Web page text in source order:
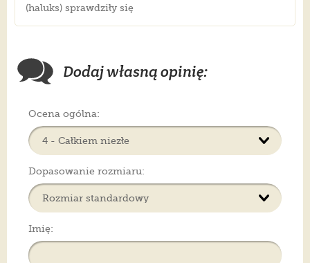
(haluks) sprawdziły się
Dodaj własną opinię:
Ocena ogólna:
Dopasowanie rozmiaru:
Imię: